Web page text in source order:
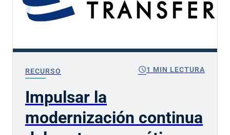
RECURSO schedule1 MIN LECTURA
Impulsar la
modernización continua